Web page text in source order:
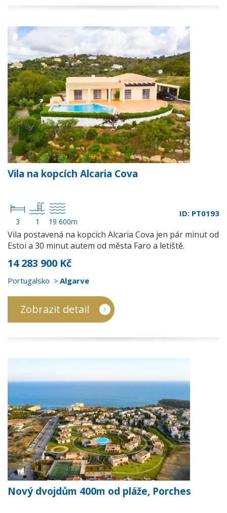
Vila na kopcích Alcaria Cova
3 1 19 600m
ID: PT0193
Vila postavená na kopcích Alcaria Cova jen pár minut od
Estoi a 30 minut autem od města Faro a letiště.
14 283 900 Kč
Portugalsko Algarve
Zobrazit detail
Nový dvojdům 400m od pláže, Porches